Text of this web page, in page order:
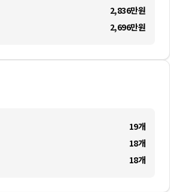
2,836만원
2,696만원
19개
18개
18개